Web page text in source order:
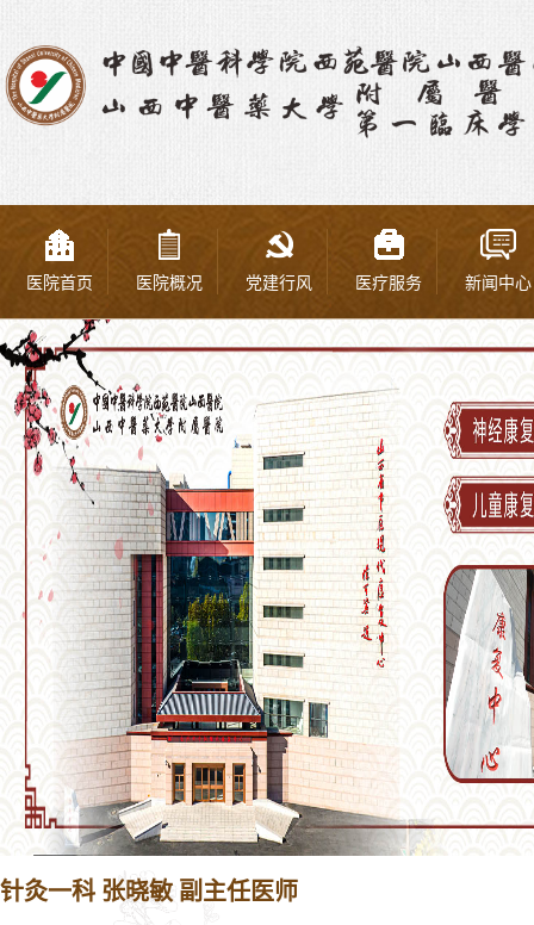
医院首页 医院概况 党建行风 医疗服务 新闻中心
针灸一科 张晓敏 副主任医师